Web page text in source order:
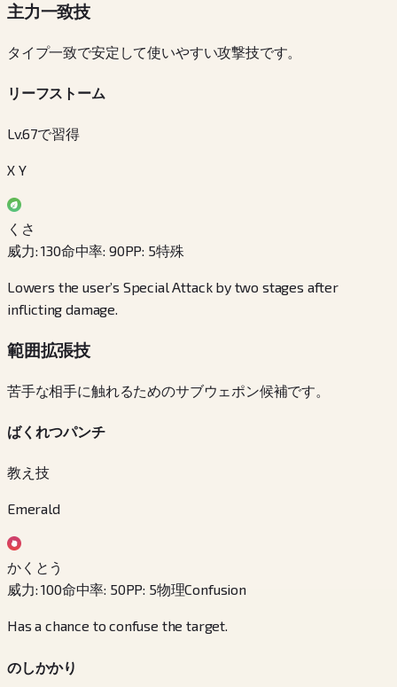
主力一致技
タイプ一致で安定して使いやすい攻撃技です。
リーフストーム
Lv.67で習得
X Y
くさ
威力:130命中率: 90PP: 5特殊
Lowers the user’s Special Attack by two stages after
inflicting damage.
範囲拡張技
苦手な相手に触れるためのサブウェポン候補です。
ばくれつパンチ
教え技
Emerald
かくとう
威力:100命中率: 50PP: 5物理Confusion
Has a chance to confuse the target.
のしかかり